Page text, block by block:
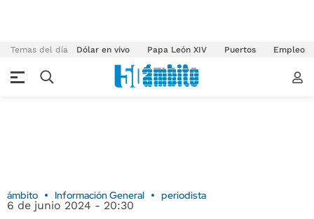
Temas del día Dólar en vivo Papa León XIV Puertos Empleo
ámbito Información General periodista
6 de junio 2024 - 20:30